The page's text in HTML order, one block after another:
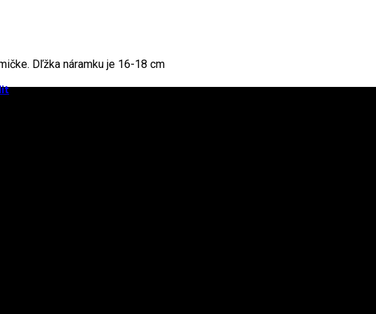
Dľžka náramku je 16-18 cm
k ďalšiemu využitiu. Balenie 0,100 kg. Veľkosť jednotlivých kamienkov